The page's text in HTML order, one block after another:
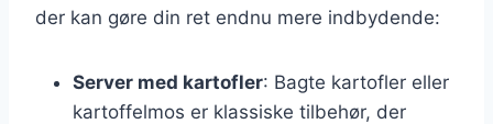
der kan gøre din ret endnu mere indbydende:
Server med kartofler: Bagte kartofler eller
kartoffelmos er klassiske tilbehør, der